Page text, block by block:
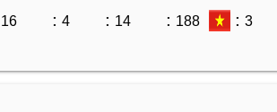
: 4 : 14 : 188 : 3